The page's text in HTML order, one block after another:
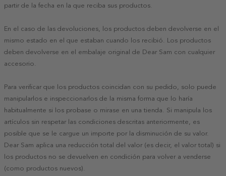
partir de la fecha en la que reciba sus productos.
En el caso de las devoluciones, los productos deben devolverse en el
mismo estado en el que estaban cuando los recibió. Los productos
deben devolverse en el embalaje original de Dear Sam con cualquier
accesorio.
Para verificar que los productos coincidan con su pedido, solo puede
manipularlos e inspeccionarlos de la misma forma que lo haría
habitualmente si los probase o mirase en una tienda. Si manipula los
artículos sin respetar las condiciones descritas anteriormente, es
posible que se le cargue un importe por la disminución de su valor.
Dear Sam aplica una reducción total del valor (es decir, el valor total) si
los productos no se devuelven en condición para volver a venderse
(como productos nuevos).